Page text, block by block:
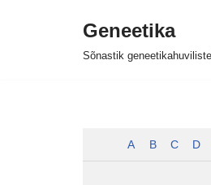
Geneetika
Sõnastik
A B C D